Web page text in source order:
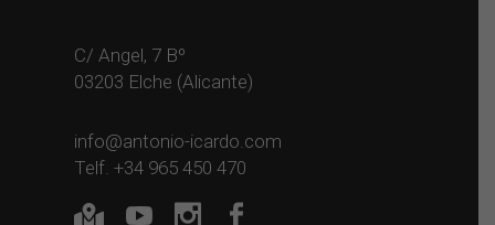
C/ Angel, 7 Bº
03203 Elche (Alicante)
info@antonio-icardo.com
Telf. +34 965 450 470